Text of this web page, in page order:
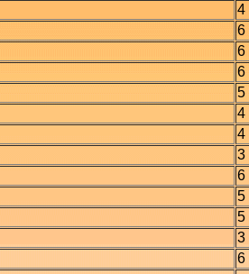
4
6
6
6
5
4
4
3
6
5
5
3
6